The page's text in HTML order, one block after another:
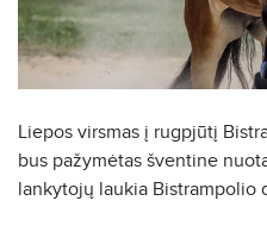
Liepos virsmas į rugpjūtį
bus pažymėtas šventine
lankytojų laukia Bistrampolio